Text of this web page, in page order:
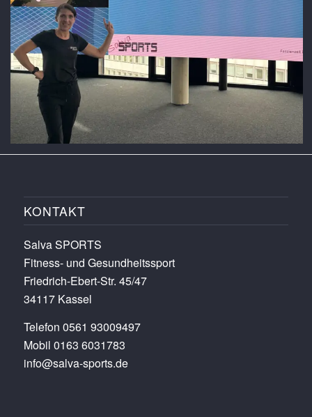
KONTAKT
Salva SPORTS
Fitness- und Gesundheitssport
Friedrich-Ebert-Str. 45/47
34117 Kassel
Telefon 0561 93009497
Mobil 0163 6031783
info@salva-sports.de